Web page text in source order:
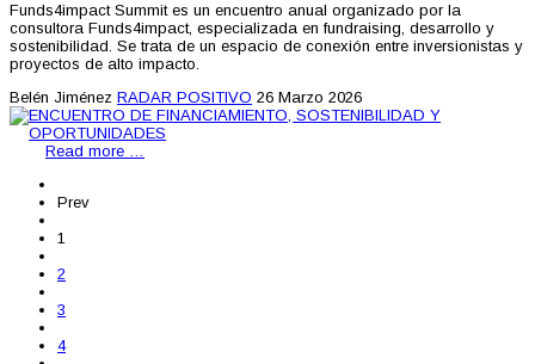
Funds4impact Summit es un encuentro anual organizado por la
consultora Funds4impact, especializada en fundraising, desarrollo y
sostenibilidad. Se trata de un espacio de conexión entre inversionistas y
proyectos de alto impacto.
Belén Jiménez RADAR POSITIVO 26 Marzo 2026
Read more …
Prev
1
2
3
4